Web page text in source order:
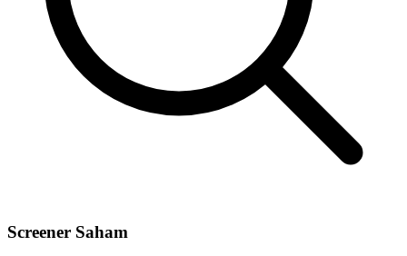
Screener Saham